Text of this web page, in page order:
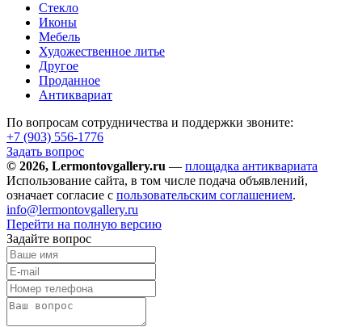
Стекло
Иконы
Мебель
Художественное литье
Другое
Проданное
Антиквариат
По вопросам сотрудничества и поддержки звоните:
+7 (903) 556-1776
Задать вопрос
© 2026, Lermontovgallery.ru — площадка антиквариата
Использование сайта, в том числе подача объявлений,
означает согласие с пользовательским соглашением.
info@lermontovgallery.ru
Перейти на полную версию
Задайте вопрос